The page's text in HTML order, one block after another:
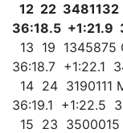
12 22 3481132
36:18.5 +1:21.9
13 19 1345875
36:18.7 +1:22.1
14 24 3190111
36:19.1 +1:22.5
15 23 3500015